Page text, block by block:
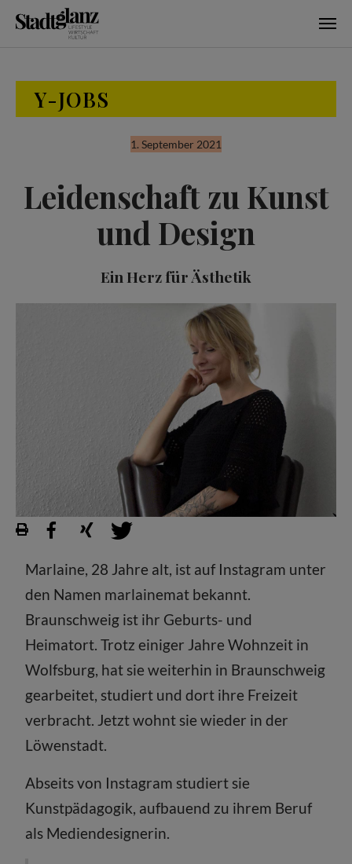
Y-JOBS
1. September 2021
Leidenschaft zu Kunst
und Design
Ein Herz für Ästhetik
Marlaine, 28 Jahre alt, ist auf Instagram unter
den Namen marlainemat bekannt.
Braunschweig ist ihr Geburts- und
Heimatort. Trotz einiger Jahre Wohnzeit in
Wolfsburg, hat sie weiterhin in Braunschweig
gearbeitet, studiert und dort ihre Freizeit
verbracht. Jetzt wohnt sie wieder in der
Löwenstadt.
Abseits von Instagram studiert sie
Kunstpädagogik, aufbauend zu ihrem Beruf
als Mediendesignerin.